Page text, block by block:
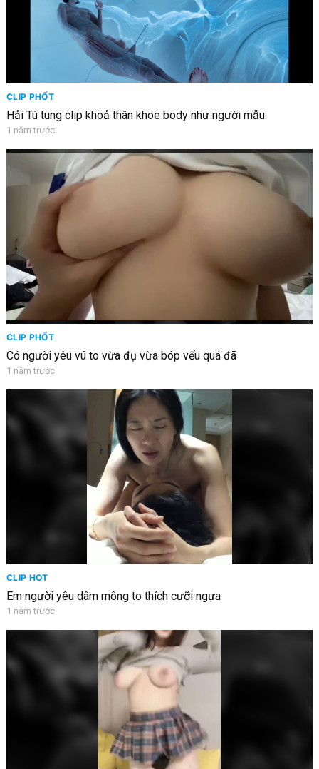
CLIP PHỐT
Hải Tú tung clip khoả thân khoe body như người mẫu
1 năm trước
CLIP PHỐT
Có người yêu vú to vừa đụ vừa bóp vếu quá đã
1 năm trước
CLIP HOT
Em người yêu dâm mông to thích cưỡi ngựa
1 năm trước